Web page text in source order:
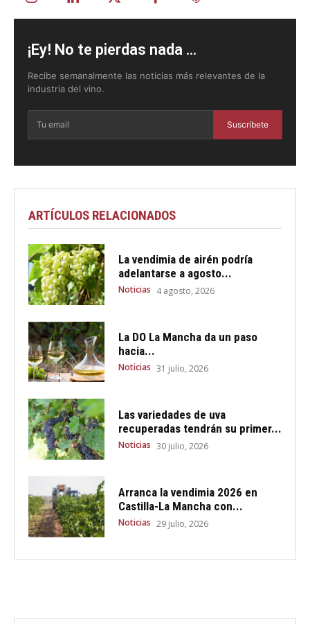
¡Ey! No te pierdas nada ...
Recibe semanalmente las noticias más relevantes de la
industria del vino.
Suscríbete
ARTÍCULOS RELACIONADOS
La vendimia de airén podría
adelantarse a agosto...
Noticias 4 agosto, 2026
La DO La Mancha da un paso
hacia...
Noticias 31 julio, 2026
Las variedades de uva
recuperadas tendrán su primer...
Noticias 30 julio, 2026
Arranca la vendimia 2026 en
Castilla-La Mancha con...
Noticias 29 julio, 2026